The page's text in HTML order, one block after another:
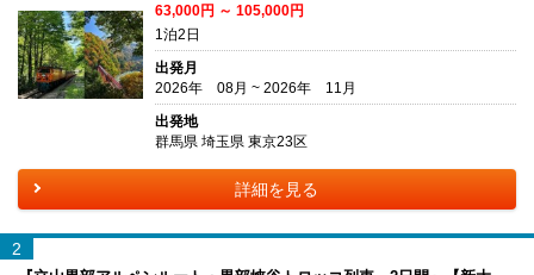
63,000円 ～ 105,000円
1泊2日
出発月
2026年 08月 ~ 2026年 11月
出発地
群馬県 埼玉県 東京23区
詳細を見る
2